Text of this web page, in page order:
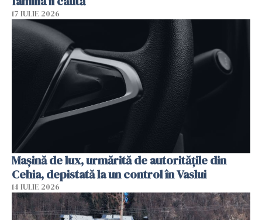
17 IULIE 2026
Mașină de lux, urmărită de autoritățile din
Cehia, depistată la un control în Vaslui
14 IULIE 2026